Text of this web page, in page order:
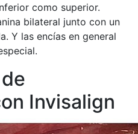
como superior.
bilateral junto con un
Y las encías en general
Invisalign